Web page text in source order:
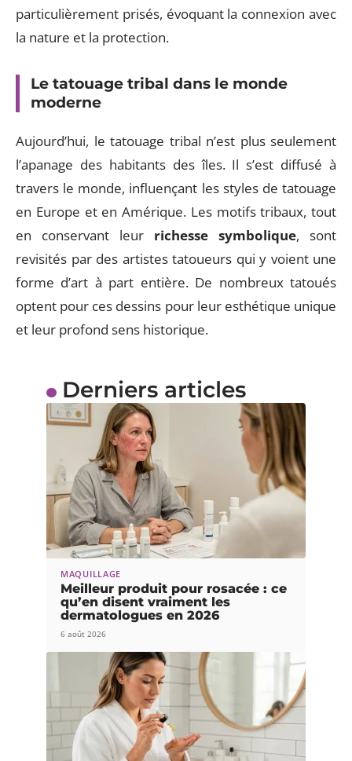
particulièrement prisés, évoquant la connexion avec
la nature et la protection.
Le tatouage tribal dans le monde
moderne
Aujourd’hui, le tatouage tribal n’est plus seulement
l’apanage des habitants des îles. Il s’est diffusé à
travers le monde, influençant les styles de tatouage
en Europe et en Amérique. Les motifs tribaux, tout
en conservant leur richesse symbolique, sont
revisités par des artistes tatoueurs qui y voient une
forme d’art à part entière. De nombreux tatoués
optent pour ces dessins pour leur esthétique unique
et leur profond sens historique.
Derniers articles
MAQUILLAGE
Meilleur produit pour rosacée : ce
qu’en disent vraiment les
dermatologues en 2026
6 août 2026